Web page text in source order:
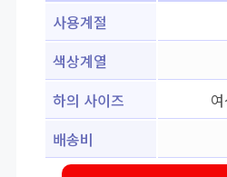
사용계절
색상계열
하의 사이즈
배송비